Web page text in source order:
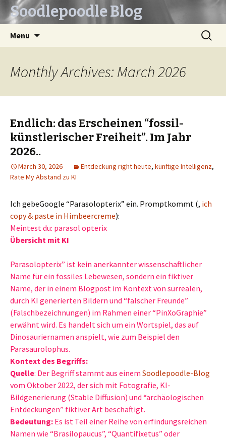
Soodlepoodle Blog
Menu
Search
for:
Monthly Archives: March 2026
Endlich: das Erscheinen “fossil-
künstlerischer Freiheit”. Im Jahr
2026..
March 30, 2026 Entdeckung right heute, künftige Intelligenz,
Rate My Abstand zu KI
Ich gebeGoogle “Parasolopterix” ein. Promptkommt (, ich
copy & paste in Himbeercreme):
Meintest du: parasol opterix
Übersicht mit KI
Parasolopterix” ist kein anerkannter wissenschaftlicher
Name für ein fossiles Lebewesen, sondern ein fiktiver
Name, der in einem Blogpost im Kontext von surrealen,
durch KI generierten Bildern und “falscher Freunde”
(Falschbezeichnungen) im Rahmen einer “PinXoGraphie”
erwähnt wird. Es handelt sich um ein Wortspiel, das auf
Dinosauriernamen anspielt, wie zum Beispiel den
Parasaurolophus.
Kontext des Begriffs:
Quelle: Der Begriff stammt aus einem Soodlepoodle-Blog
vom Oktober 2022, der sich mit Fotografie, KI-
Bildgenerierung (Stable Diffusion) und “archäologischen
Entdeckungen” fiktiver Art beschäftigt.
Bedeutung: Es ist Teil einer Reihe von erfindungsreichen
Namen wie “Brasilopaucus”, “Quantifixetus” oder